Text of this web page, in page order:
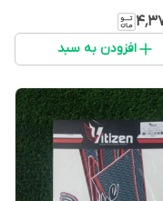
افزودن به سبد